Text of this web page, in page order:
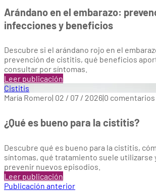
Arándano en el embarazo:
infecciones y beneficios
Descubre si el arándano rojo en el
prevención de cistitis, qué beneficios
consultar por síntomas.
Leer publicación
Cistitis
María Romero| 02 / 07 / 2026|0 comentarios
¿Qué es bueno para la cistitis?
Descubre qué es bueno para la cistitis,
síntomas, qué tratamiento suele utilizarse
prevenir nuevos episodios.
Leer publicación
Publicación anterior